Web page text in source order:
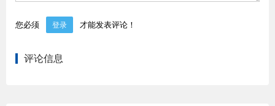
您必须 登录 才能发表评论！
评论信息